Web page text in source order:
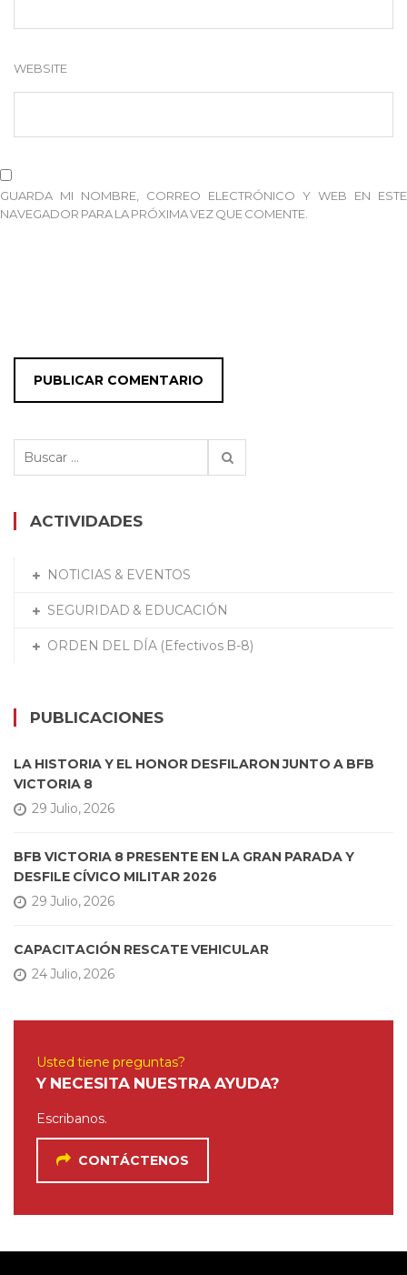
WEBSITE
GUARDA MI NOMBRE, CORREO ELECTRÓNICO Y WEB EN ESTE
NAVEGADOR PARA LA PRÓXIMA VEZ QUE COMENTE.
Buscar:
ACTIVIDADES
NOTICIAS & EVENTOS
SEGURIDAD & EDUCACIÓN
ORDEN DEL DÍA (Efectivos B-8)
PUBLICACIONES
LA HISTORIA Y EL HONOR DESFILARON JUNTO A BFB
VICTORIA 8
29 Julio, 2026
BFB VICTORIA 8 PRESENTE EN LA GRAN PARADA Y
DESFILE CÍVICO MILITAR 2026
29 Julio, 2026
CAPACITACIÓN RESCATE VEHICULAR
24 Julio, 2026
Usted tiene preguntas?
Y NECESITA NUESTRA AYUDA?
Escribanos.
CONTÁCTENOS